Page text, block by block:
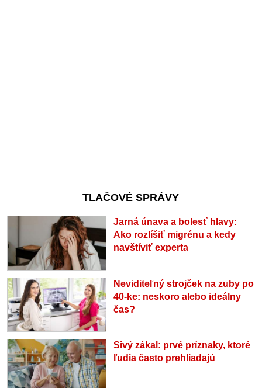
TLAČOVÉ SPRÁVY
Jarná únava a bolesť hlavy:
Ako rozlíšiť migrénu a kedy
navštíviť experta
Neviditeľný strojček na zuby po
40-ke: neskoro alebo ideálny
čas?
Sivý zákal: prvé príznaky, ktoré
ľudia často prehliadajú